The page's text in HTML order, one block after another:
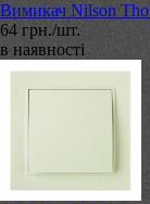
Вимикач Nilson
64 грн./шт.
в наявності